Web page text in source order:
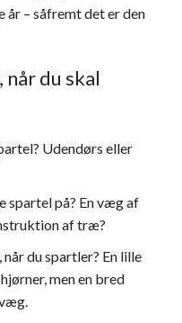
år – såfremt det er den
du skal
Udendørs eller
spartel på? En væg af
af træ?
du spartler? En lille
men en bred